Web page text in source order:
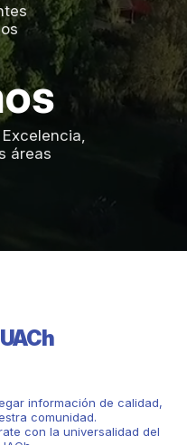
áreas
información de calidad,
comunidad.
con la universalidad del